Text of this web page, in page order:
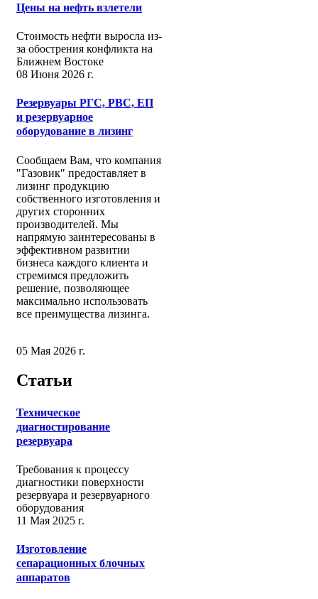
Цены на нефть взлетели
Стоимость нефти выросла из-
за обострения конфликта на
Ближнем Востоке
08 Июня 2026 г.
Резервуары РГС, РВС, ЕП
и резервуарное
оборудование в лизинг
Сообщаем Вам, что компания
"Газовик" предоставляет в
лизинг продукцию
собственного изготовления и
других сторонних
производителей. Мы
напрямую заинтересованы в
эффективном развитии
бизнеса каждого клиента и
стремимся предложить
решение, позволяющее
максимально использовать
все преимущества лизинга.
05 Мая 2026 г.
Статьи
Техническое
диагностирование
резервуара
Требования к процессу
диагностики поверхности
резервуара и резервуарного
оборудования
11 Мая 2025 г.
Изготовление
сепарационных блочных
аппаратов